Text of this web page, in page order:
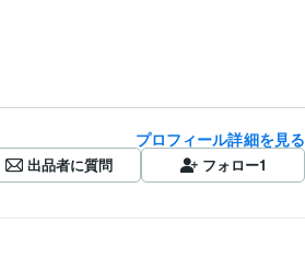
プロフィール詳細を見る
出品者に質問 フォロー1